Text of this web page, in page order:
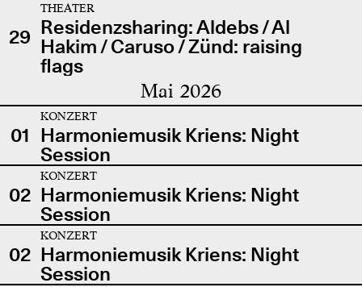
29
THEATER
Residenzsharing: Aldebs / Al
Hakim / Caruso / Zünd: raising
flags
Mai 2026
01
KONZERT
Harmoniemusik Kriens: Night
Session
02
KONZERT
Harmoniemusik Kriens: Night
Session
02
KONZERT
Harmoniemusik Kriens: Night
Session